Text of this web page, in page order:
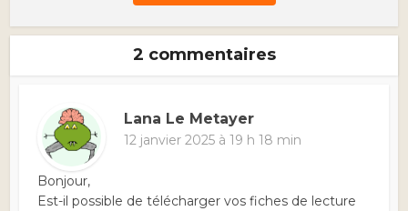
2 commentaires
Lana Le Metayer
12 janvier 2025 à 19 h 18 min
Bonjour,
Est-il possible de télécharger vos fiches de lecture